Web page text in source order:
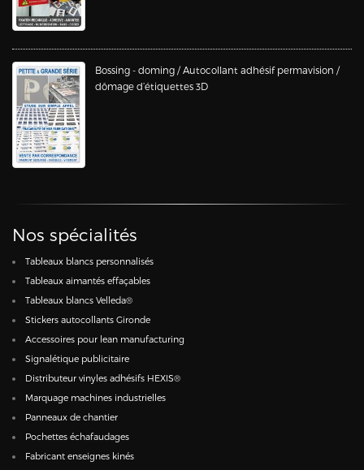
Bossing - doming / Autocollant adhésif permavision /
dômage d’étiquettes 3D
Nos spécialités
Tableaux blancs personnalisés
Tableaux aimantés effaçables
Tableaux blancs Velleda®
Stickers autocollants Gironde
Accessoires pour lean manufacturing
Signalétique publicitaire
Distributeur vinyles adhésifs HEXIS®
Marquage machines industrielles
Panneaux de chantier
Pochettes échafaudages
Fabricant enseignes kinés